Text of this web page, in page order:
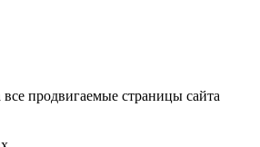
продвигаемые страницы сайта